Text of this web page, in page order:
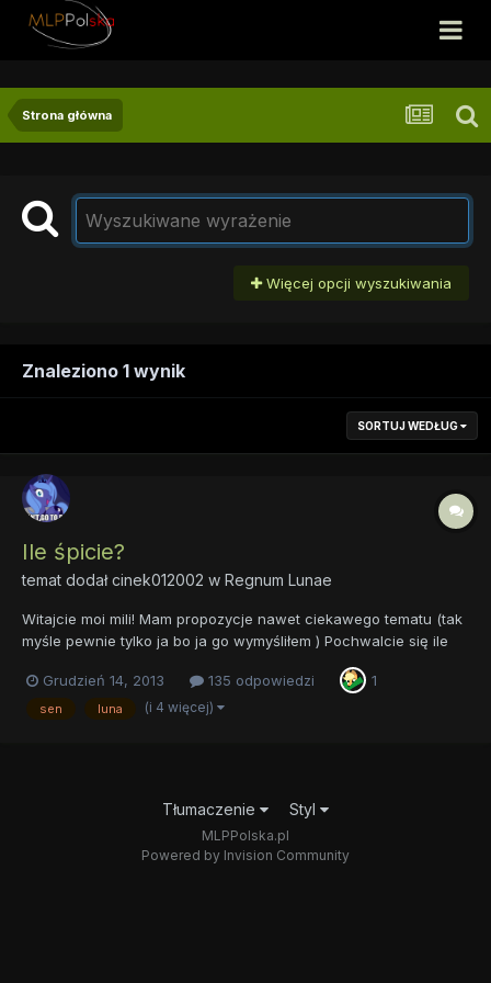
Strona główna
Więcej opcji wyszukiwania
Znaleziono 1 wynik
SORTUJ WEDŁUG
Ile śpicie?
temat dodałcinek012002 w Regnum Lunae
Witajcie moi mili! Mam propozycje nawet ciekawego tematu (tak
myśle pewnie tylko ja bo ja go wymyśliłem ) Pochwalcie się ile
że nasza ukochana Luna śpi mało więc może się z nią
zmierzycie? Tak jak ja zawsze dziwne tematy...
Grudzień 14, 2013 135 odpowiedzi 1
sen luna (i 4 więcej)
Tłumaczenie Styl
MLPPolska.pl
Powered by Invision Community